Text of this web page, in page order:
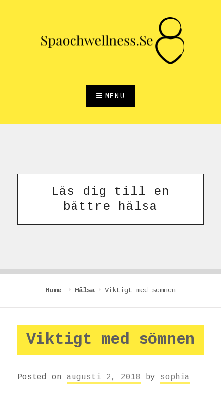
MENU
Läs dig till en
bättre hälsa
Home Hälsa Viktigt med sömnen
Viktigt med sömnen
Posted on augusti 2, 2018 by sophia